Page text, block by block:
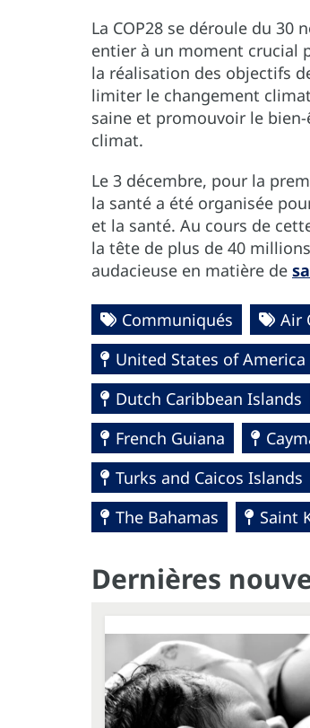
La COP28 se déroule du 30
entier à un moment crucial
la réalisation des objectifs
limiter le changement
saine et promouvoir le
climat.
Le 3 décembre, pour la
la santé a été organisée
et la santé. Au cours de
la tête de plus de 40
audacieuse en matière de
Communiqués Air
United States of America
Dutch Caribbean Islands
French Guiana
Turks and Caicos Islands
The Bahamas
Saint
Dernières